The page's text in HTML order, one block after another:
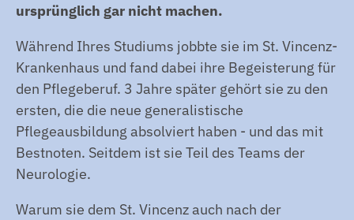
ursprünglich gar nicht machen.
Während Ihres Studiums jobbte sie im St. Vincenz-
Krankenhaus und fand dabei ihre Begeisterung für
den Pflegeberuf. 3 Jahre später gehört sie zu den
ersten, die die neue generalistische
Pflegeausbildung absolviert haben - und das mit
Bestnoten. Seitdem ist sie Teil des Teams der
Neurologie.
Warum sie dem St. Vincenz auch nach der